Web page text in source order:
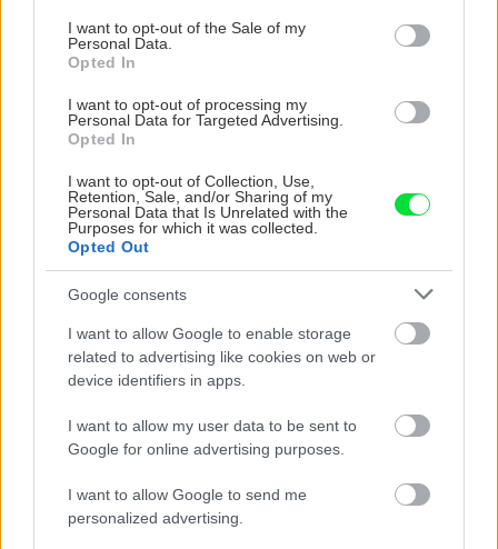
consent section.
I want to opt-out of the Sale of my
Personal Data.
Opted In
I want to opt-out of processing my
Personal Data for Targeted Advertising.
Opted In
I want to opt-out of Collection, Use,
Retention, Sale, and/or Sharing of my
Personal Data that Is Unrelated with the
Purposes for which it was collected.
Opted Out
Google consents
I want to allow Google to enable storage
related to advertising like cookies on web or
device identifiers in apps.
I want to allow my user data to be sent to
Google for online advertising purposes.
I want to allow Google to send me
personalized advertising.
ktoré slnko svieti celý
vašu záhradu
Môže aspirín zachrániť
ochabnuté izbové
rastliny? Pravda vás
možno prekvapí
Júlový reštart uhoriek
nakladačiek: Ako ich
podporiť k druhej vlne
CHALUPA